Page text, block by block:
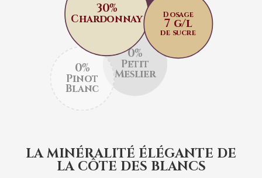
Dosage
7 g/l
de sucre
30%
Chardonnay
0%
Petit
Meslier
0%
Pinot
Blanc
LA MINÉRALITÉ ÉLÉGANTE DE
LA CÔTE DES BLANCS